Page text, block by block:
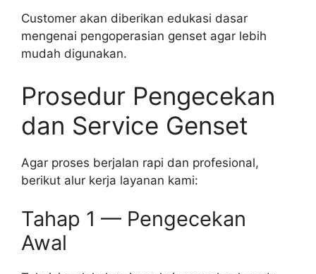
Customer akan diberikan edukasi dasar
mengenai pengoperasian genset agar lebih
mudah digunakan.
Prosedur Pengecekan
dan Service Genset
Agar proses berjalan rapi dan profesional,
berikut alur kerja layanan kami:
Tahap 1 — Pengecekan
Awal